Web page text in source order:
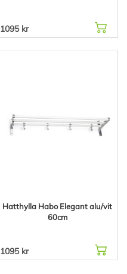
1095 kr
Hatthylla Habo Elegant alu/vit
60cm
1095 kr